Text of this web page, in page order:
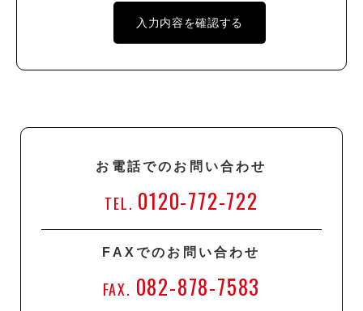
お電話でのお問い合わせ
TEL. 0120-772-722
FAXでのお問い合わせ
FAX. 082-878-7583